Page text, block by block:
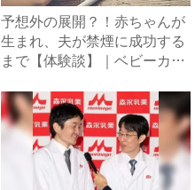
予想外の展開？！赤ちゃんが
生まれ、夫が禁煙に成功する
まで【体験談】｜ベビーカレ